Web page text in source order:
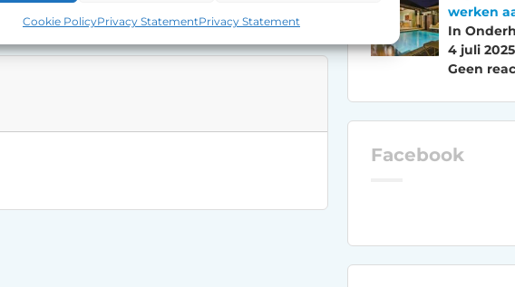
Cookie PolicyPrivacy StatementPrivacy Statement
werken
In
4 juli 2025
Geen
Facebook